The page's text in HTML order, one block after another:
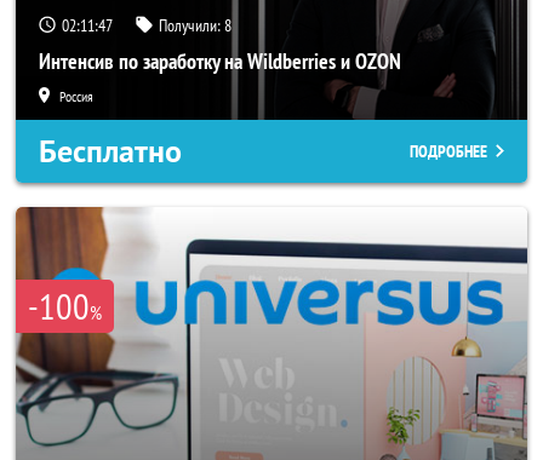
02:11:46 Получили:8
Интенсив по заработку на Wildberries и OZON
Россия
Бесплатно ПОДРОБНЕЕ
-100%